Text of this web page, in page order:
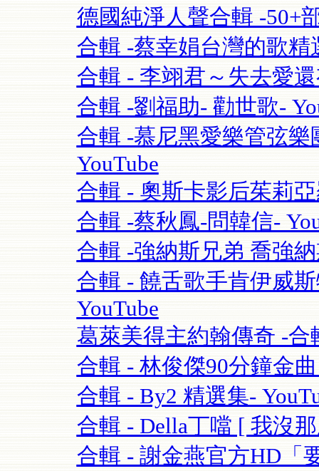
德國純淨人聲合輯 -50+
合輯 -蔡幸娟台灣的歌精
合輯 - 李翊君～失去愛
合輯 -劉福助- 勸世歌-
合輯 -慕尼黑愛樂管弦樂
YouTube
合輯 - 奧斯卡影后茱莉亞
合輯 -蔡秋鳳-問韓信-
合輯 -強納斯兄弟 喬強納
合輯 - 饒舌歌手肯伊威
YouTube
葛萊美得主約翰傳奇 -合
合輯 - 林俊傑90分鐘金
合輯 - By2 精選集-
合輯 - Della丁噹 [ 我沒
合輯 - 謝金燕官方HD「